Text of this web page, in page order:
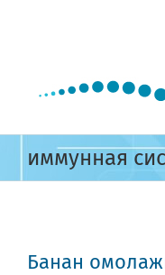
иммунная
Банан